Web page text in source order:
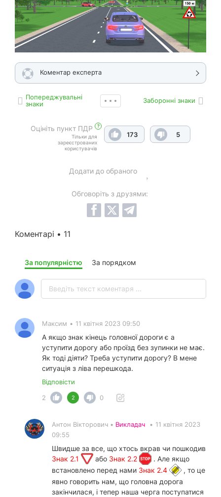
Коментар експерта
Попереджувальні
знаки
Заборонні знаки
Оцініть пункт ПДР ?
Тільки для
зареєстрованих
користувачів
173 5
Додати до обраного
Обговоріть з друзями:
Коментарі • 11
За популярністю За порядком
Максим • 11 квітня 2023 09:50
А якщо знак кінець головної дороги є а
уступити дорогу або проїзд без зупинки не має.
Як тоді діяти? Треба уступити дорогу? В мене
ситуація з ліва перешкода.
Відповісти
2
2 0
Антон Вікторович • Викладач • 11 квітня 2023
09:55
Швидше за все, що хтось вкрав чи пошкодив
Знак 2.1
або Знак 2.2
. Але якщо
встановлено перед нами Знак 2.4
, то це
явно говорить нам, що головна дорога
закінчилася, і тепер наша черга поступатися